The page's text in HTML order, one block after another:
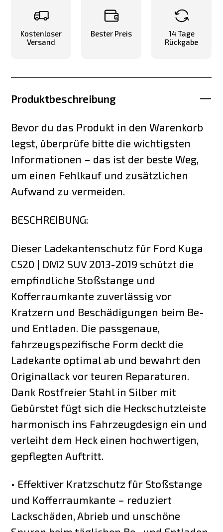
Kostenloser
Versand
Bester Preis
14 Tage
Rückgabe
Produktbeschreibung
Bevor du das Produkt in den Warenkorb
legst, überprüfe bitte die wichtigsten
Informationen – das ist der beste Weg,
um einen Fehlkauf und zusätzlichen
Aufwand zu vermeiden.
BESCHREIBUNG:
Dieser Ladekantenschutz für Ford Kuga
C520 | DM2 SUV 2013-2019 schützt die
empfindliche Stoßstange und
Kofferraumkante zuverlässig vor
Kratzern und Beschädigungen beim Be-
und Entladen. Die passgenaue,
fahrzeugspezifische Form deckt die
Ladekante optimal ab und bewahrt den
Originallack vor teuren Reparaturen.
Dank Rostfreier Stahl in Silber mit
Gebürstet fügt sich die Heckschutzleiste
harmonisch ins Fahrzeugdesign ein und
verleiht dem Heck einen hochwertigen,
gepflegten Auftritt.
• Effektiver Kratzschutz für Stoßstange
und Kofferraumkante – reduziert
Lackschäden, Abrieb und unschöne